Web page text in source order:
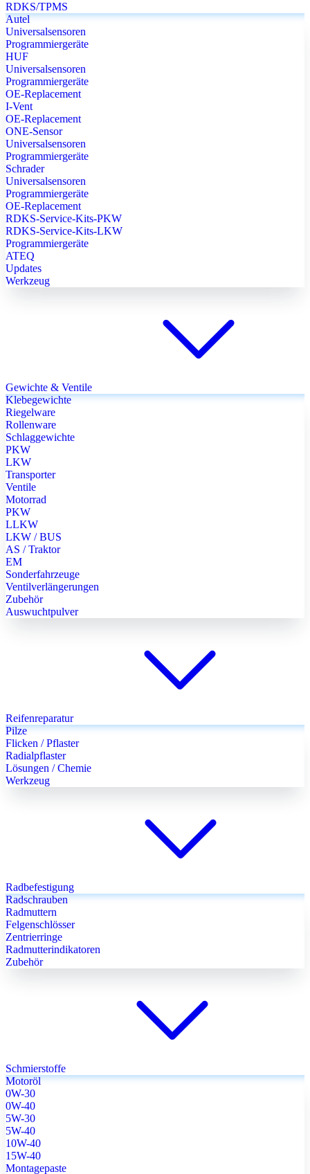
RDKS/TPMS
Autel
Universalsensoren
Programmiergeräte
HUF
Universalsensoren
Programmiergeräte
OE-Replacement
I-Vent
OE-Replacement
ONE-Sensor
Universalsensoren
Programmiergeräte
Schrader
Universalsensoren
Programmiergeräte
OE-Replacement
RDKS-Service-Kits-PKW
RDKS-Service-Kits-LKW
Programmiergeräte
ATEQ
Updates
Werkzeug
Gewichte & Ventile
Klebegewichte
Riegelware
Rollenware
Schlaggewichte
PKW
LKW
Transporter
Ventile
Motorrad
PKW
LLKW
LKW / BUS
AS / Traktor
EM
Sonderfahrzeuge
Ventilverlängerungen
Zubehör
Auswuchtpulver
Reifenreparatur
Pilze
Flicken / Pflaster
Radialpflaster
Lösungen / Chemie
Werkzeug
Radbefestigung
Radschrauben
Radmuttern
Felgenschlösser
Zentrierringe
Radmutterindikatoren
Zubehör
Schmierstoffe
Motoröl
0W-30
0W-40
5W-30
5W-40
10W-40
15W-40
Montagepaste